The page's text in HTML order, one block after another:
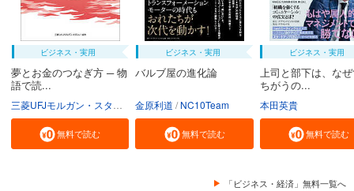
ビジネス・実用
夢とお金のつなぎ方 ─ 物
語で読...
無料で読む
ビジネス・実用
バルブ屋の進化論
金原利道 NC10Team
無料で読む
ビジネス・実用
上司と部下は、な
ちがうの...
本田英貴
無料で読む
「ビジネス・経済」無料一覧へ